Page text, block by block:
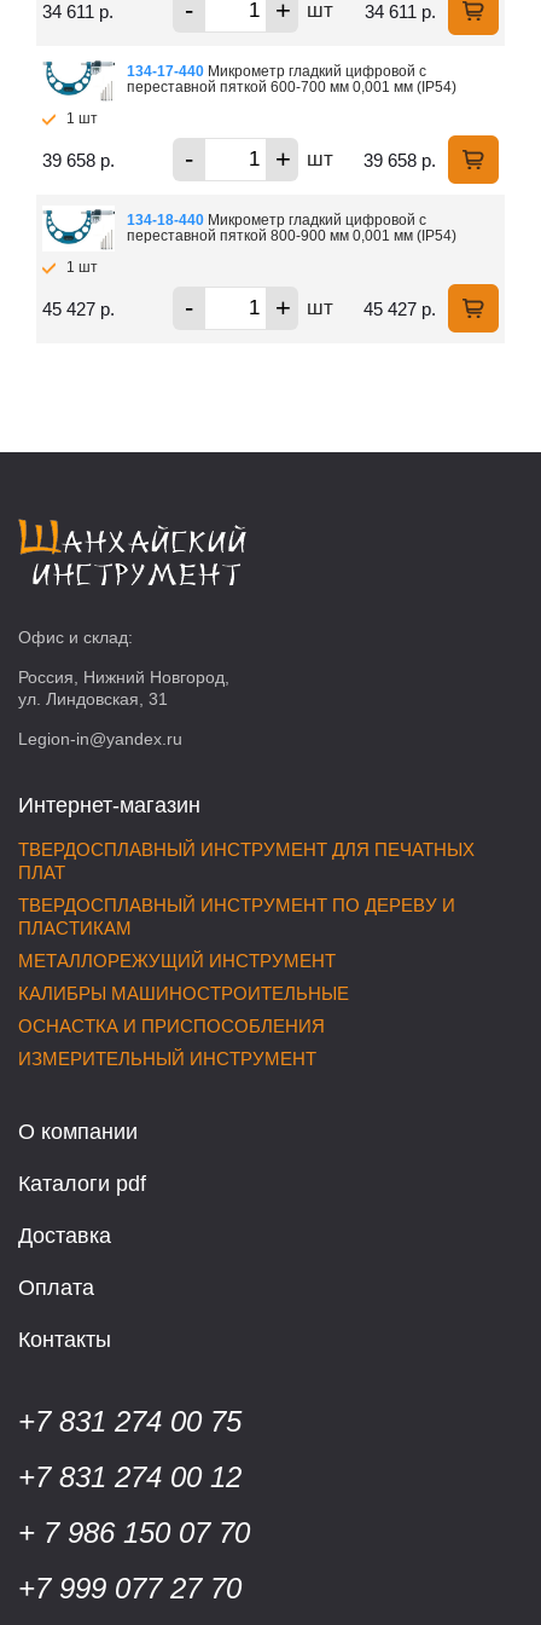
34 611 р. - + шт 34 611 р.
134-17-440 Микрометр гладкий цифровой с
переставной пяткой 600-700 мм 0,001 мм (IP54)
1 шт
39 658 р. - + шт 39 658 р.
134-18-440 Микрометр гладкий цифровой с
переставной пяткой 800-900 мм 0,001 мм (IP54)
1 шт
45 427 р. - + шт 45 427 р.
Офис и склад:
Россия, Нижний Новгород,
ул. Линдовская, 31
Legion-in@yandex.ru
Интернет-магазин
ТВЕРДОСПЛАВНЫЙ ИНСТРУМЕНТ ДЛЯ ПЕЧАТНЫХ
ПЛАТ
ТВЕРДОСПЛАВНЫЙ ИНСТРУМЕНТ ПО ДЕРЕВУ И
ПЛАСТИКАМ
МЕТАЛЛОРЕЖУЩИЙ ИНСТРУМЕНТ
КАЛИБРЫ МАШИНОСТРОИТЕЛЬНЫЕ
ОСНАСТКА И ПРИСПОСОБЛЕНИЯ
ИЗМЕРИТЕЛЬНЫЙ ИНСТРУМЕНТ
О компании
Каталоги pdf
Доставка
Оплата
Контакты
+7 831 274 00 75
+7 831 274 00 12
+ 7 986 150 07 70
+7 999 077 27 70